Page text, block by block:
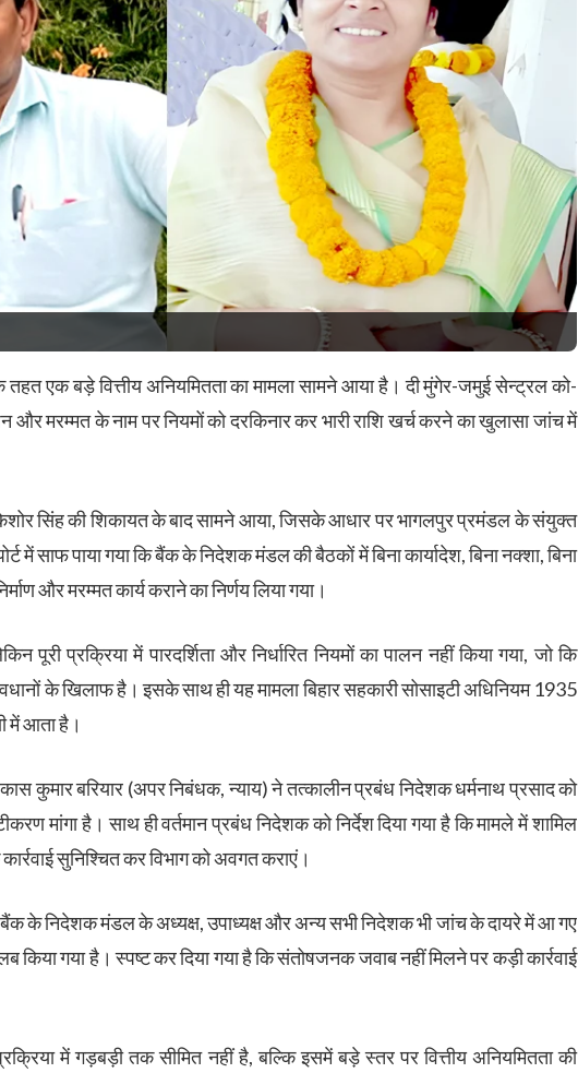
के तहत एक बड़े वित्तीय अनियमितता का मामला सामने आया है। दी मुंगेर-जमुई सेन्ट्रल को-
मरम्मत के नाम पर नियमों को दरकिनार कर भारी राशि खर्च करने का खुलासा जांच में
सिंह की शिकायत के बाद सामने आया, जिसके आधार पर भागलपुर प्रमंडल के संयुक्त
में साफ पाया गया कि बैंक के निदेशक मंडल की बैठकों में बिना कार्यादेश, बिना नक्शा, बिना
और मरम्मत कार्य कराने का निर्णय लिया गया।
पूरी प्रक्रिया में पारदर्शिता और निर्धारित नियमों का पालन नहीं किया गया, जो कि
के खिलाफ है। इसके साथ ही यह मामला बिहार सहकारी सोसाइटी अधिनियम 1935
में आता है।
कुमार बरियार (अपर निबंधक, न्याय) ने तत्कालीन प्रबंध निदेशक धर्मनाथ प्रसाद को
मांगा है। साथ ही वर्तमान प्रबंध निदेशक को निर्देश दिया गया है कि मामले में शामिल
सुनिश्चित कर विभाग को अवगत कराएं।
बैंक के निदेशक मंडल के अध्यक्ष, उपाध्यक्ष और अन्य सभी निदेशक भी जांच के दायरे में आ गए
किया गया है। स्पष्ट कर दिया गया है कि संतोषजनक जवाब नहीं मिलने पर कड़ी कार्रवाई
में गड़बड़ी तक सीमित नहीं है, बल्कि इसमें बड़े स्तर पर वित्तीय अनियमितता की